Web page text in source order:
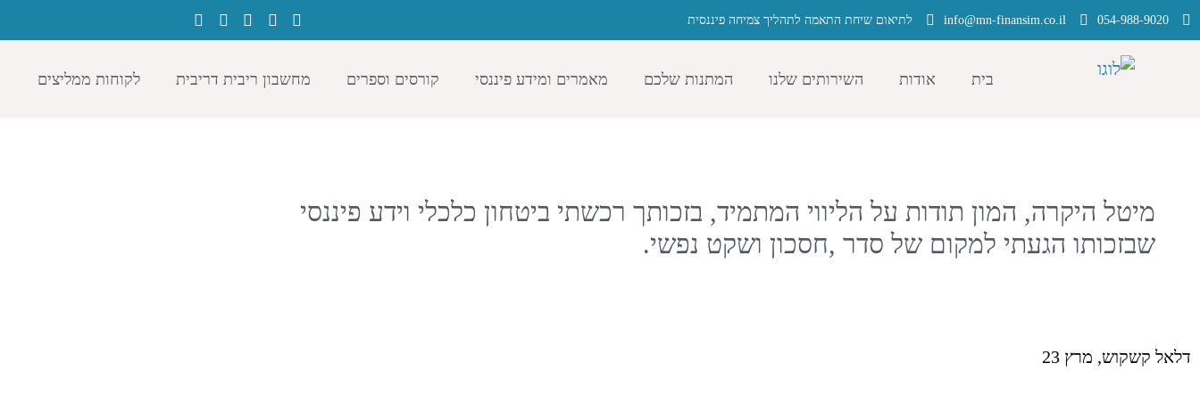
054-988-9020
info@mn-finansim.co.il לתיאום שיחת התאמה לתהליך צמיחה פיננסית
בית אודות השירותים שלנו המתנות שלכם מאמרים ומידע פיננסי קורסים וספרים מחשבון ריבית דריבית לקוחות ממליצים
מיטל היקרה, המון תודות על הליווי המתמיד, בזכותך רכשתי ביטחון כלכלי וידע פיננסי
שבזכותו הגעתי למקום של סדר ,חסכון ושקט נפשי.
דלאל קשקוש, מרץ 23